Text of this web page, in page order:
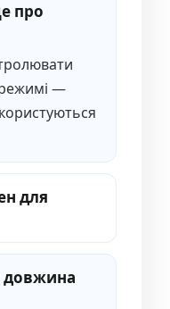
про
—
для
довжина